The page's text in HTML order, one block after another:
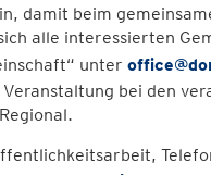
damit beim
alle interessierten
unter
bei den